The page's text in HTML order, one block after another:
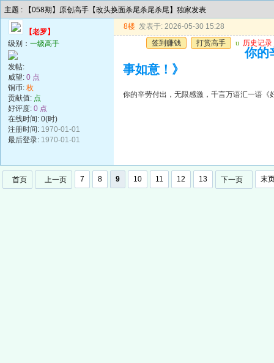
主题 : 【058期】原创高手【改头换面杀尾杀尾杀尾】独家发表
【老罗】
级别： 一级高手
发帖:
威望: 0 点
铜币: 枚
贡献值: 点
好评度: 0 点
在线时间: 0(时)
注册时间: 1970-01-01
最后登录: 1970-01-01
8楼 发表于: 2026-05-30 15:28
签到赚钱
打赏高手 u 历史记录
你的
事如意！》
你的辛劳付出，无限感激，千言万语汇一语《
首页 上一页 7 8 9 10 11 12 13 下一页 末